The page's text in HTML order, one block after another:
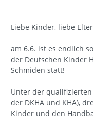
Liebe Kinder, liebe
am 6.6. ist es endlich
der Deutschen Kinder
Schmiden statt!
Unter der
der DKHA und KHA),
Kinder und den